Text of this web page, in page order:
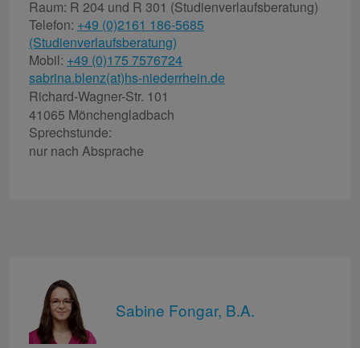
Raum: R 204 und R 301 (Studienverlaufsberatung)
Telefon: +49 (0)2161 186-5685
(Studienverlaufsberatung)
Mobil: +49 (0)175 7576724
sabrina.blenz(at)hs-niederrhein.de
Richard-Wagner-Str. 101
41065 Mönchengladbach
Sprechstunde:
nur nach Absprache
Sabine Fongar, B.A.